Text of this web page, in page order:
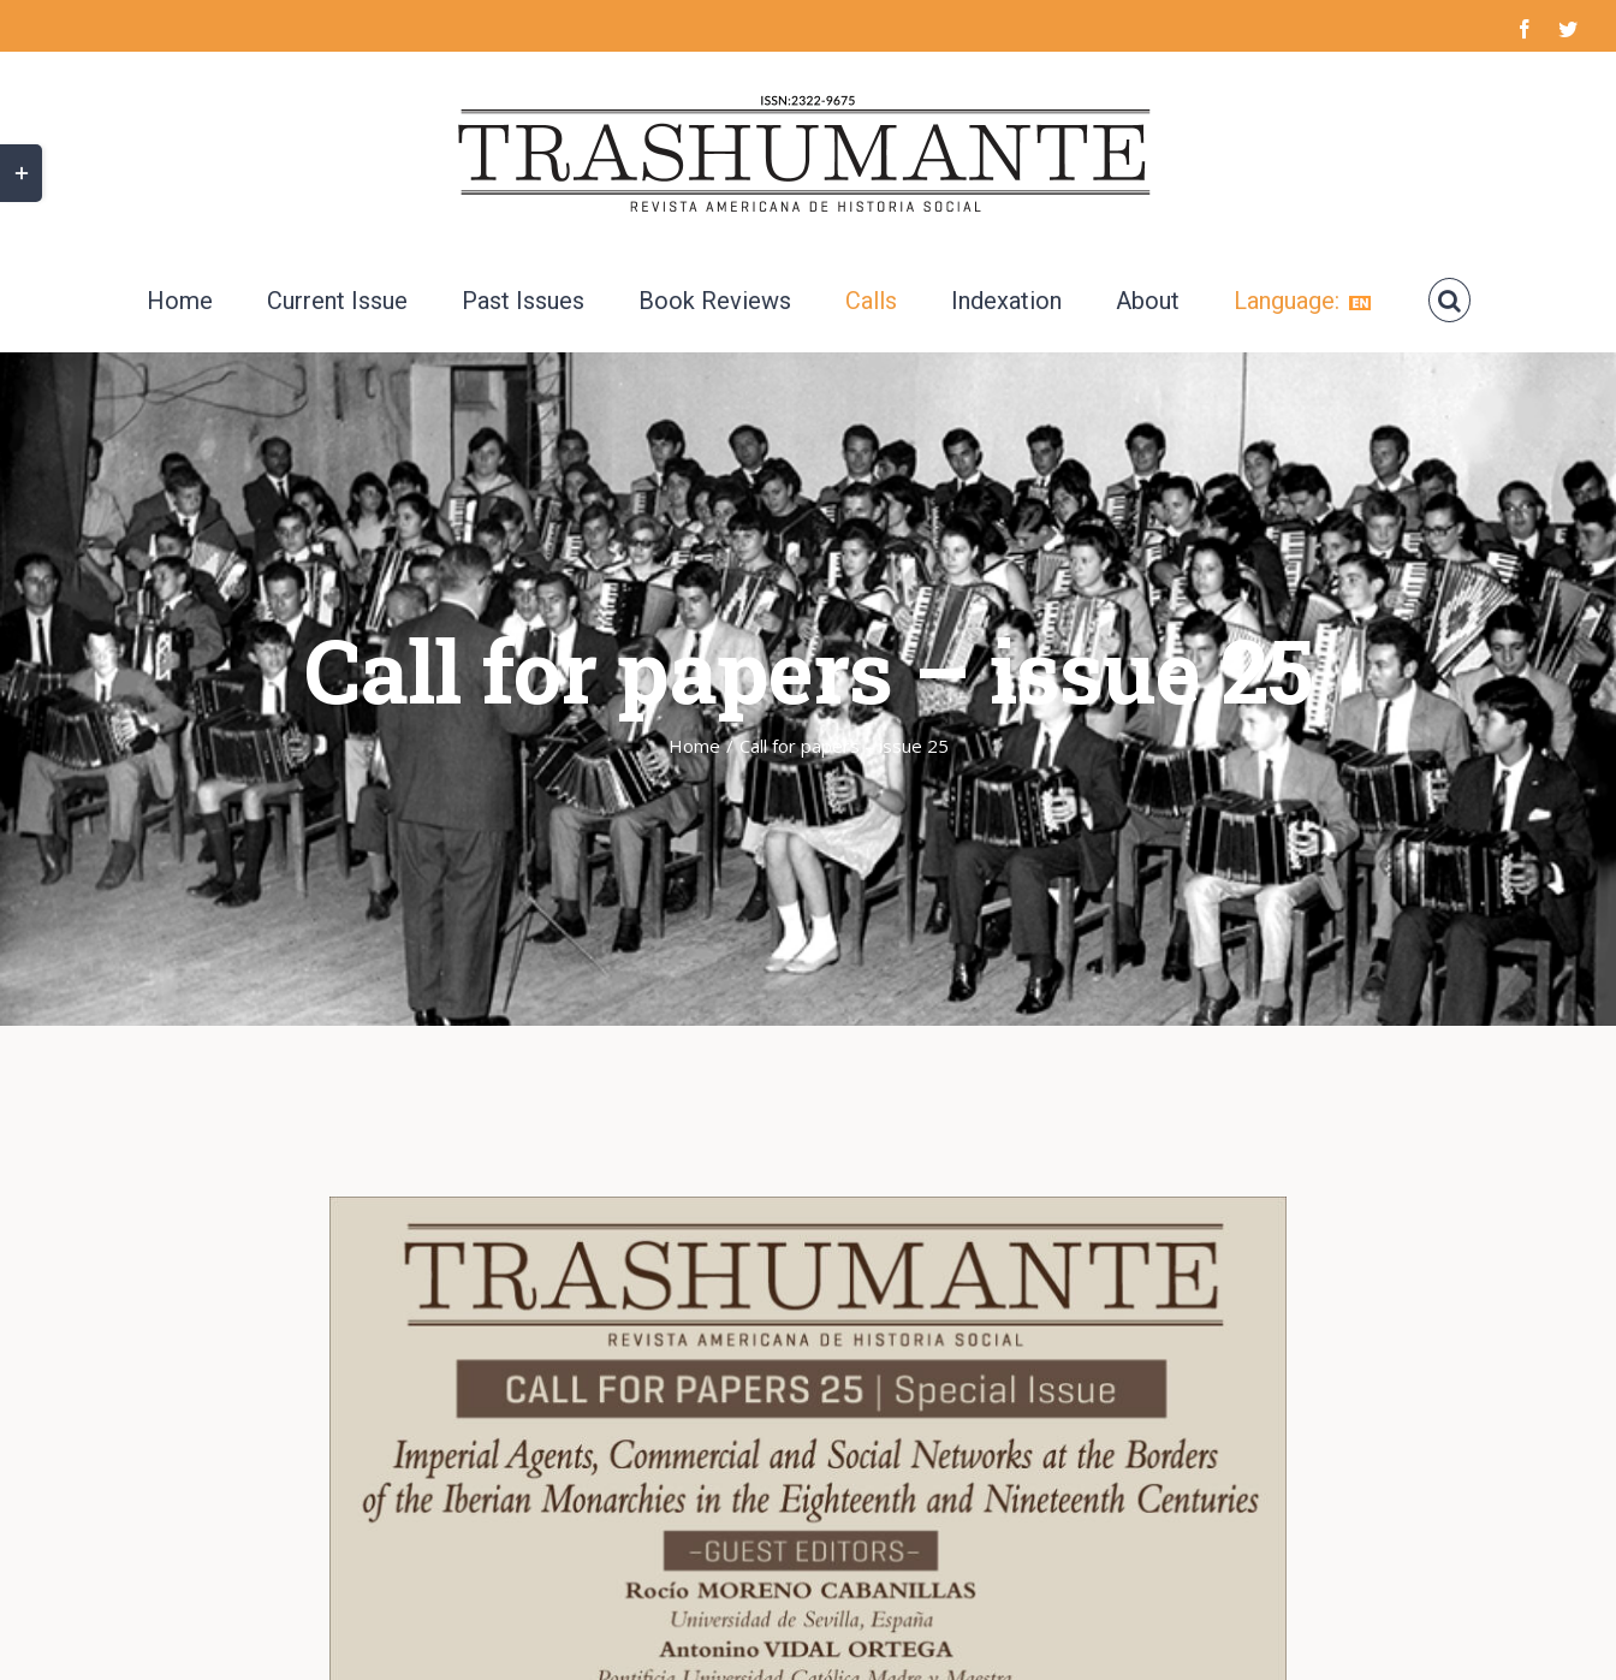
to
Facebook
Home Current Issue Past Issues Book Reviews Calls Indexation About Language:
Call for papers – issue 25
Home / Call for papers – issue 25
Toggle
Sliding